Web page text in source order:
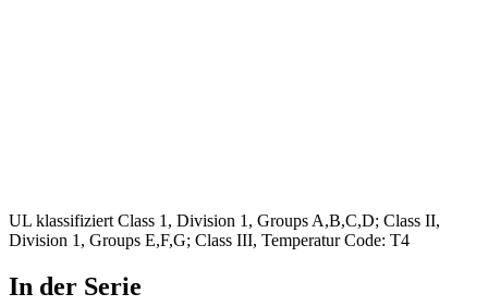
UL klassifiziert Class 1, Division 1, Groups A,B,C,D; Class II,
Division 1, Groups E,F,G; Class III, Temperatur Code: T4
In der Serie